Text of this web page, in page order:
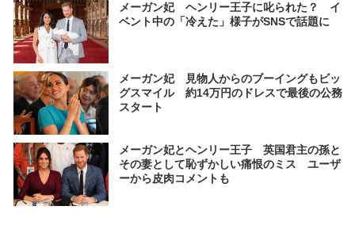
メーガン妃 ヘンリー王子に叱られた？ イ
ベント中の「冷えた」様子がSNSで話題に
メーガン妃 見物人からのブーイングもビッ
グスマイル 約14万円のドレスで最後の公務
スタート
メーガン妃とヘンリー王子 英国君主の孫と
その妻として恥ずかしい痛恨のミス ユーザ
ーから皮肉コメントも